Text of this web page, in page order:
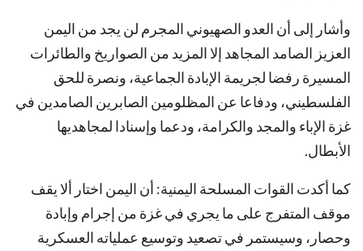
وأشار إلى أن العدو الصهيوني المجرم لن يجد من اليمن
العزيز الصامد المجاهد إلا المزيد من الصواريخ والطائرات
المسيرة رفضا لجريمة الإبادة الجماعية، ونصرة للحق
الفلسطيني، ودفاعا عن المظلومين الصابرين الصامدين في
غزة الإباء والمجد والكرامة، ودعما وإسنادا لمجاهديها
الأبطال.
كما أكدت القوات المسلحة اليمنية: أن اليمن اختار ألا يقف
موقف المتفرج على ما يجري في غزة من إجرام وإبادة
وحصار، وسيستمر في تصعيد وتوسيع عملياته العسكرية